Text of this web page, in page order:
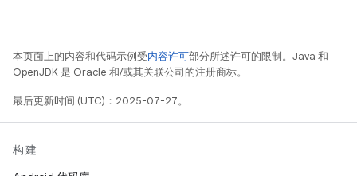
本页面上的内容和代码示例受内容许可部分所述许可的限制。Java 和
OpenJDK 是 Oracle 和/或其关联公司的注册商标。
最后更新时间 (UTC)：2025-07-27。
构建